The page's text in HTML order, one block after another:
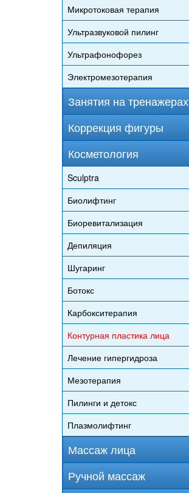
Микротоковая терапия
Ультразвуковой пилинг
Ультрафонофорез
Электромезотерапия
Занятия на тренажерах
Коррекция фигуры
Косметология
Sculptra
Биолифтинг
Биоревитализация
Депиляция
Шугаринг
Ботокс
Карбокситерапия
Контурная пластика лица
Лечение гипергидроза
Мезотерапия
Пилинги и детокс
Плазмолифтинг
Массаж лица
Ручной массаж